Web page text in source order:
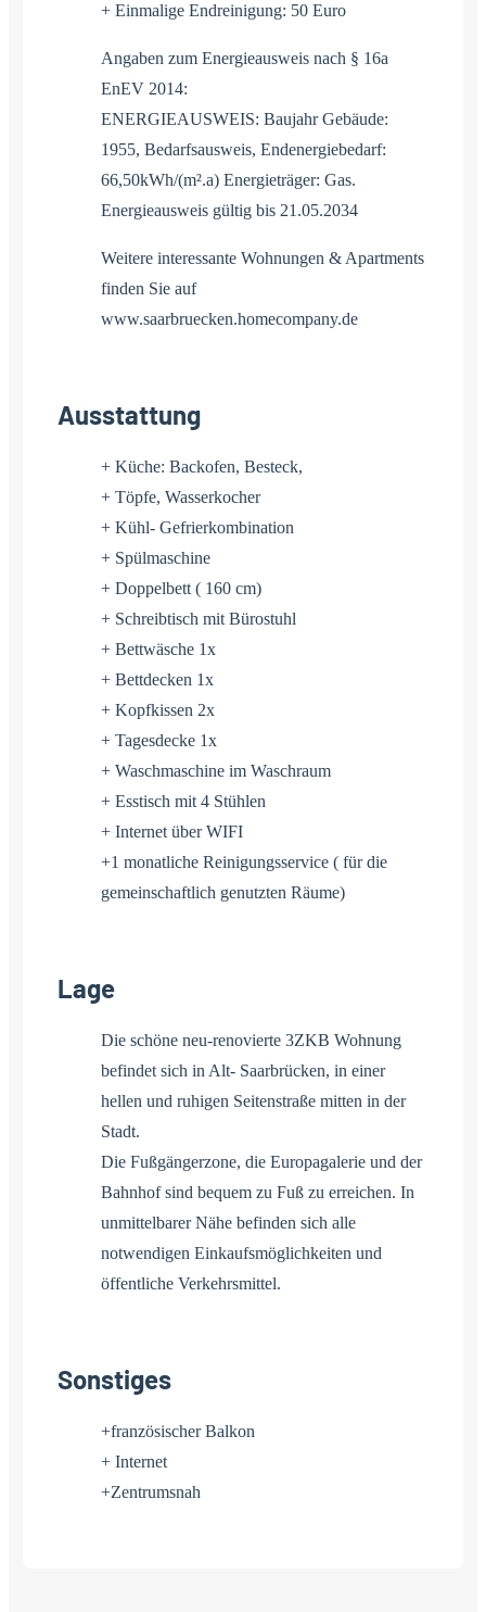
+ Einmalige Endreinigung: 50 Euro
Angaben zum Energieausweis nach § 16a
EnEV 2014:
ENERGIEAUSWEIS: Baujahr Gebäude:
1955, Bedarfsausweis, Endenergiebedarf:
66,50kWh/(m².a) Energieträger: Gas.
Energieausweis gültig bis 21.05.2034
Weitere interessante Wohnungen & Apartments
finden Sie auf
www.saarbruecken.homecompany.de
Ausstattung
+ Küche: Backofen, Besteck,
+ Töpfe, Wasserkocher
+ Kühl- Gefrierkombination
+ Spülmaschine
+ Doppelbett ( 160 cm)
+ Schreibtisch mit Bürostuhl
+ Bettwäsche 1x
+ Bettdecken 1x
+ Kopfkissen 2x
+ Tagesdecke 1x
+ Waschmaschine im Waschraum
+ Esstisch mit 4 Stühlen
+ Internet über WIFI
+1 monatliche Reinigungsservice ( für die
gemeinschaftlich genutzten Räume)
Lage
Die schöne neu-renovierte 3ZKB Wohnung
befindet sich in Alt- Saarbrücken, in einer
hellen und ruhigen Seitenstraße mitten in der
Stadt.
Die Fußgängerzone, die Europagalerie und der
Bahnhof sind bequem zu Fuß zu erreichen. In
unmittelbarer Nähe befinden sich alle
notwendigen Einkaufsmöglichkeiten und
öffentliche Verkehrsmittel.
Sonstiges
+französischer Balkon
+ Internet
+Zentrumsnah